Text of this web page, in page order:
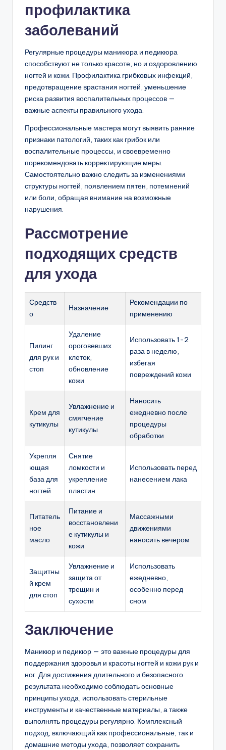
профилактика
заболеваний
Регулярные процедуры маникюра и педикюра
способствуют не только красоте, но и оздоровлению
ногтей и кожи. Профилактика грибковых инфекций,
предотвращение врастания ногтей, уменьшение
риска развития воспалительных процессов —
важные аспекты правильного ухода.
Профессиональные мастера могут выявить ранние
признаки патологий, таких как грибок или
воспалительные процессы, и своевременно
порекомендовать корректирующие меры.
Самостоятельно важно следить за изменениями
структуры ногтей, появлением пятен, потемнений
или боли, обращая внимание на возможные
нарушения.
Рассмотрение
подходящих средств
для ухода
Средств
о
Назначение
Рекомендации по
применению
Пилинг
для рук и
стоп
Удаление
ороговевших
клеток,
обновление
кожи
Использовать 1-2
раза в неделю,
избегая
повреждений кожи
Крем для
кутикулы
Увлажнение и
смягчение
кутикулы
Наносить
ежедневно после
процедуры
обработки
Укрепля
ющая
база для
ногтей
Снятие
ломкости и
укрепление
пластин
Использовать перед
нанесением лака
Питатель
ное
масло
Питание и
восстановлени
е кутикулы и
кожи
Массажными
движениями
наносить вечером
Защитны
й крем
для стоп
Увлажнение и
защита от
трещин и
сухости
Использовать
ежедневно,
особенно перед
сном
Заключение
Маникюр и педикюр — это важные процедуры для
поддержания здоровья и красоты ногтей и кожи рук и
ног. Для достижения длительного и безопасного
результата необходимо соблюдать основные
принципы ухода, использовать стерильные
инструменты и качественные материалы, а также
выполнять процедуры регулярно. Комплексный
подход, включающий как профессиональные, так и
домашние методы ухода, позволяет сохранить